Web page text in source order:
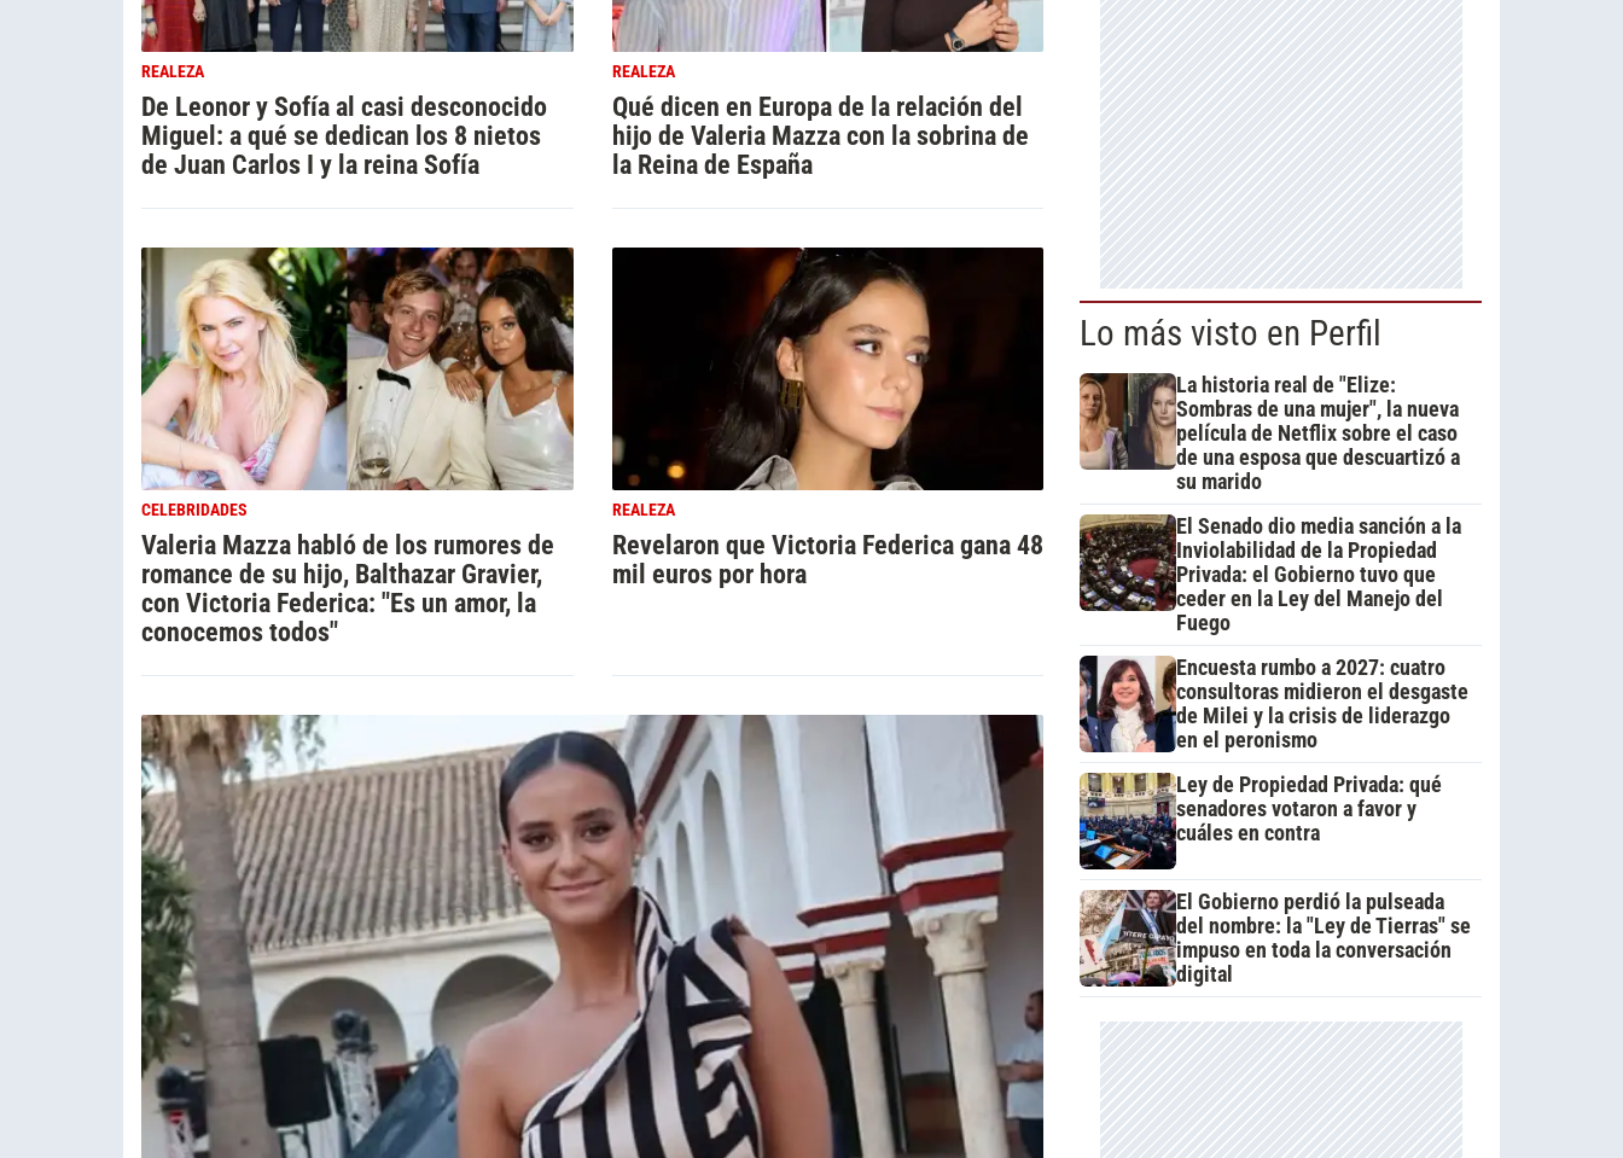
REALEZA
De Leonor y Sofía al casi desconocido
Miguel: a qué se dedican los 8 nietos
de Juan Carlos I y la reina Sofía
REALEZA
Qué dicen en Europa de la relación del
hijo de Valeria Mazza con la sobrina de
la Reina de España
CELEBRIDADES
Valeria Mazza habló de los rumores de
romance de su hijo, Balthazar Gravier,
con Victoria Federica: "Es un amor, la
conocemos todos"
REALEZA
Revelaron que Victoria Federica gana 48
mil euros por hora
Lo más visto en Perfil
La historia real de "Elize:
Sombras de una mujer", la nueva
película de Netflix sobre el caso
de una esposa que descuartizó a
su marido
El Senado dio media sanción a la
Inviolabilidad de la Propiedad
Privada: el Gobierno tuvo que
ceder en la Ley del Manejo del
Fuego
Encuesta rumbo a 2027: cuatro
consultoras midieron el desgaste
de Milei y la crisis de liderazgo
en el peronismo
Ley de Propiedad Privada: qué
senadores votaron a favor y
cuáles en contra
El Gobierno perdió la pulseada
del nombre: la "Ley de Tierras" se
impuso en toda la conversación
digital